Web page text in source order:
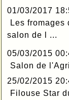
01/03/2017
Les fromages
salon de l ...
05/03/2015
Salon de
25/02/2015
Filouse Star